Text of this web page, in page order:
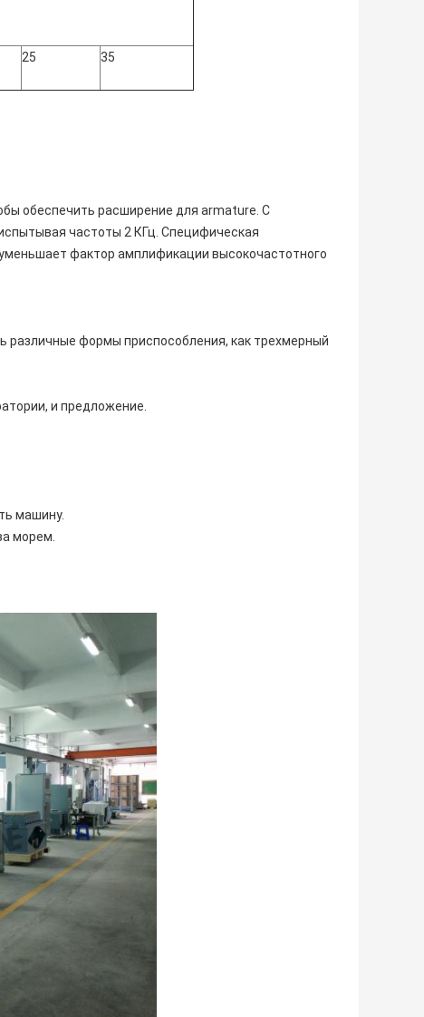
25 35
обеспечить расширение для armature. С
частоты 2 КГц. Специфическая
фактор амплификации высокочастотного
формы приспособления, как трехмерный
и предложение.
машину.
морем.